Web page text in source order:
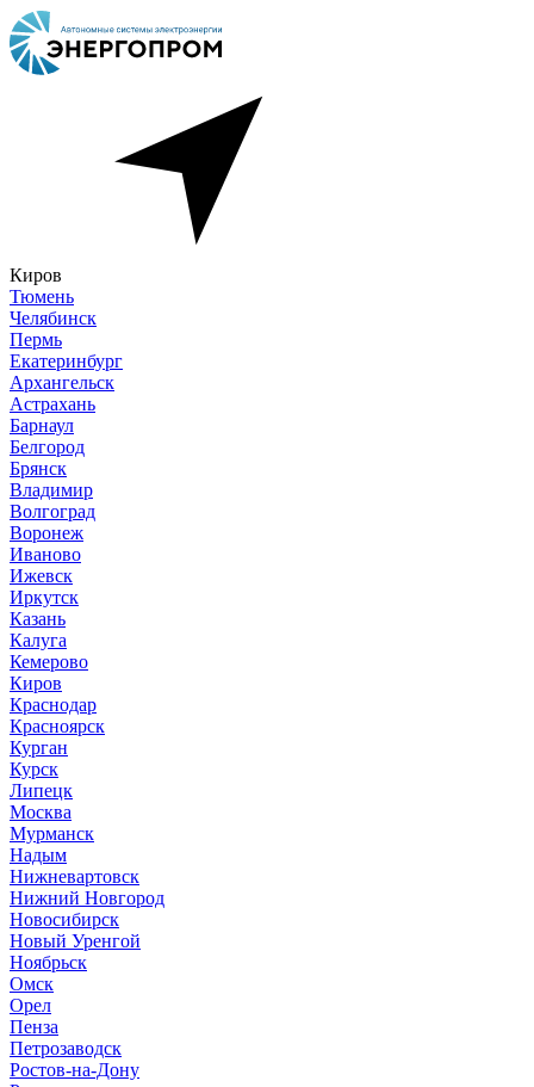
Киров
Тюмень
Челябинск
Пермь
Екатеринбург
Архангельск
Астрахань
Барнаул
Белгород
Брянск
Владимир
Волгоград
Воронеж
Иваново
Ижевск
Иркутск
Казань
Калуга
Кемерово
Киров
Краснодар
Красноярск
Курган
Курск
Липецк
Москва
Мурманск
Надым
Нижневартовск
Нижний Новгород
Новосибирск
Новый Уренгой
Ноябрьск
Омск
Орел
Пенза
Петрозаводск
Ростов-на-Дону